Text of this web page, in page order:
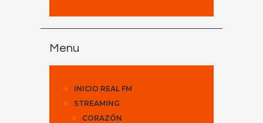
Menu
INICIO REAL FM
STREAMING
CORAZÓN